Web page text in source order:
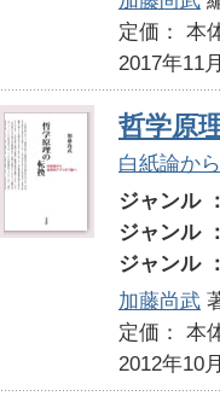
定価：
2017年11
哲学原
白紙論か
ジャンル
ジャンル
ジャンル
加藤尚武
定価：
2012年10